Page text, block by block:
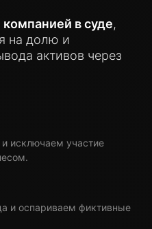
в суде,
на долю и
активов через
исключаем участие
и оспариваем фиктивные